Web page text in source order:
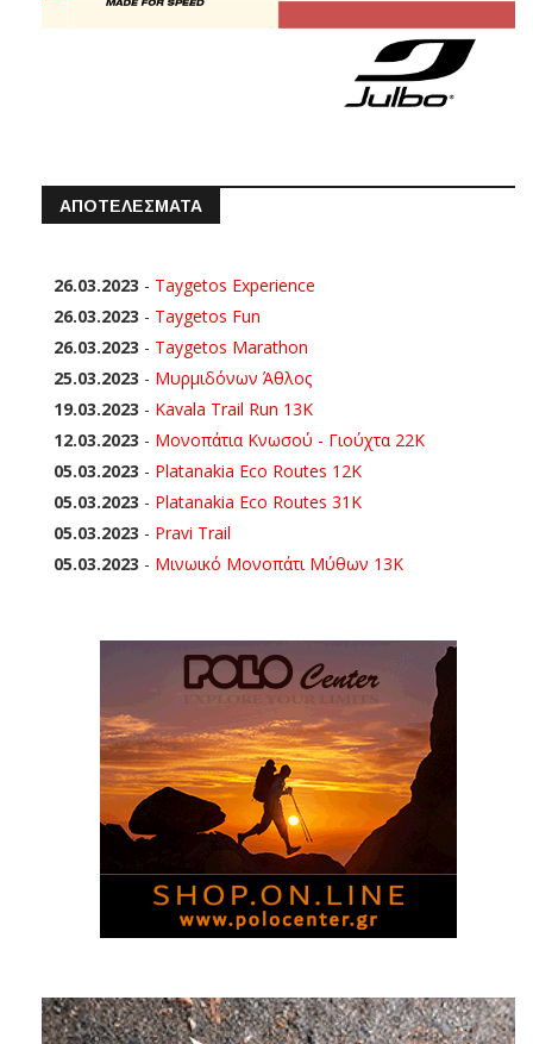
ΑΠΟΤΕΛΕΣΜΑΤΑ
26.03.2023 - Taygetos Experience
26.03.2023 - Taygetos Fun
26.03.2023 - Taygetos Marathon
25.03.2023 - Μυρμιδόνων Άθλος
19.03.2023 - Kavala Trail Run 13K
12.03.2023 - Μονοπάτια Κνωσού - Γιούχτα 22Κ
05.03.2023 - Platanakia Eco Routes 12K
05.03.2023 - Platanakia Eco Routes 31K
05.03.2023 - Pravi Trail
05.03.2023 - Μινωικό Μονοπάτι Μύθων 13Κ